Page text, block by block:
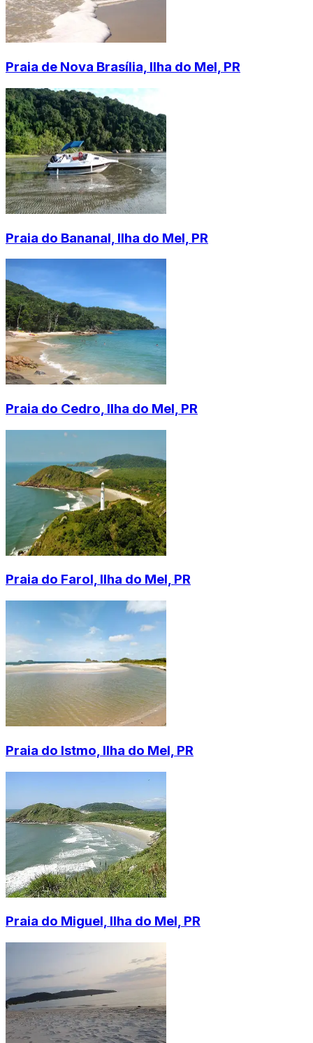
Praia de Nova Brasília, Ilha do Mel, PR
Praia do Bananal, Ilha do Mel, PR
Praia do Cedro, Ilha do Mel, PR
Praia do Farol, Ilha do Mel, PR
Praia do Istmo, Ilha do Mel, PR
Praia do Miguel, Ilha do Mel, PR